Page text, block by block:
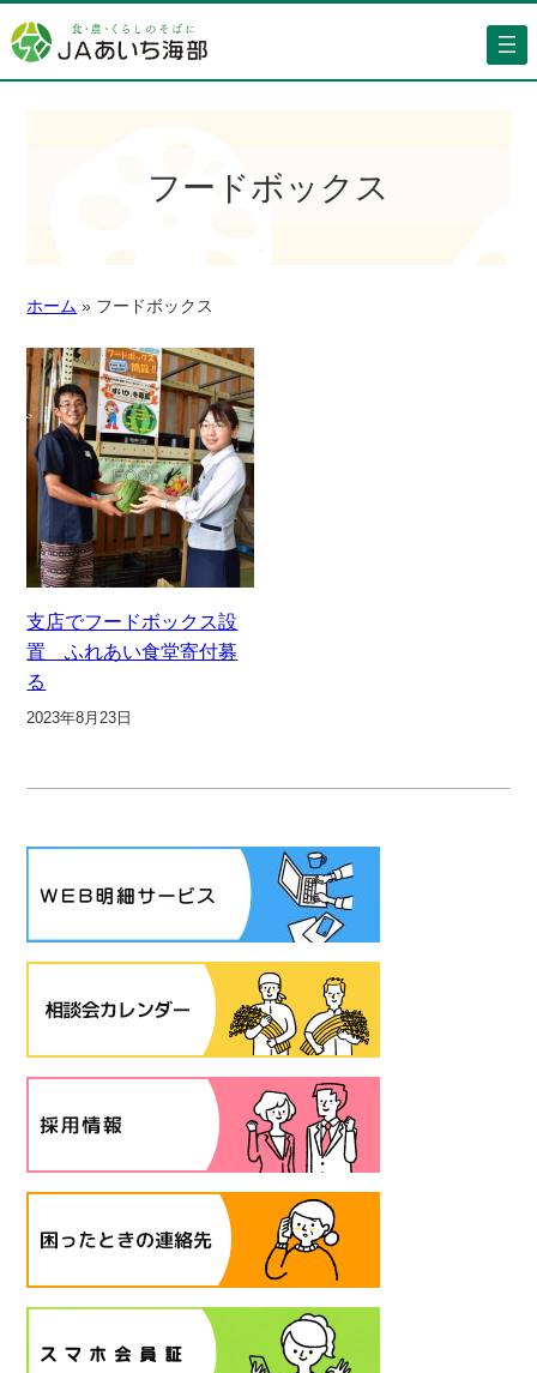
フードボックス
ホーム » フードボックス
支店でフードボックス設
置 ふれあい食堂寄付募
る
2023年8月23日